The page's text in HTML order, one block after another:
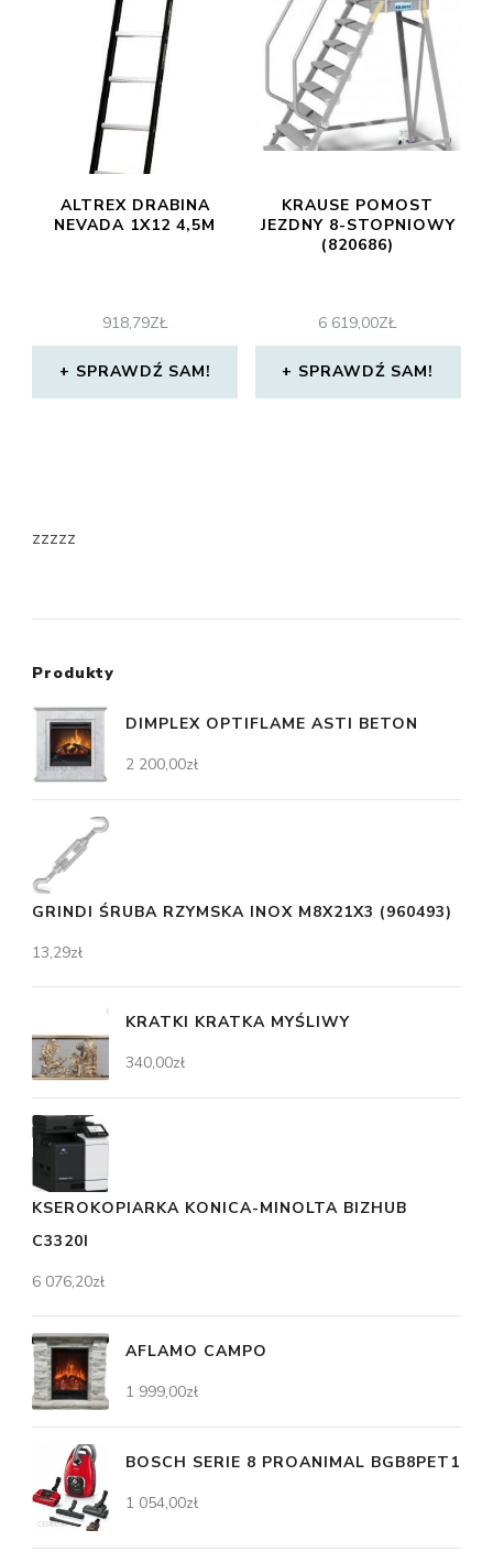
ALTREX DRABINA
NEVADA 1X12 4,5M
918,79ZŁ
SPRAWDŹ SAM!
KRAUSE POMOST
JEZDNY 8-STOPNIOWY
(820686)
6 619,00ZŁ
SPRAWDŹ SAM!
zzzzz
Produkty
DIMPLEX OPTIFLAME ASTI BETON
2 200,00zł
GRINDI ŚRUBA RZYMSKA INOX M8X21X3 (960493)
13,29zł
KRATKI KRATKA MYŚLIWY
340,00zł
KSEROKOPIARKA KONICA-MINOLTA BIZHUB
C3320I
6 076,20zł
AFLAMO CAMPO
1 999,00zł
BOSCH SERIE 8 PROANIMAL BGB8PET1
1 054,00zł